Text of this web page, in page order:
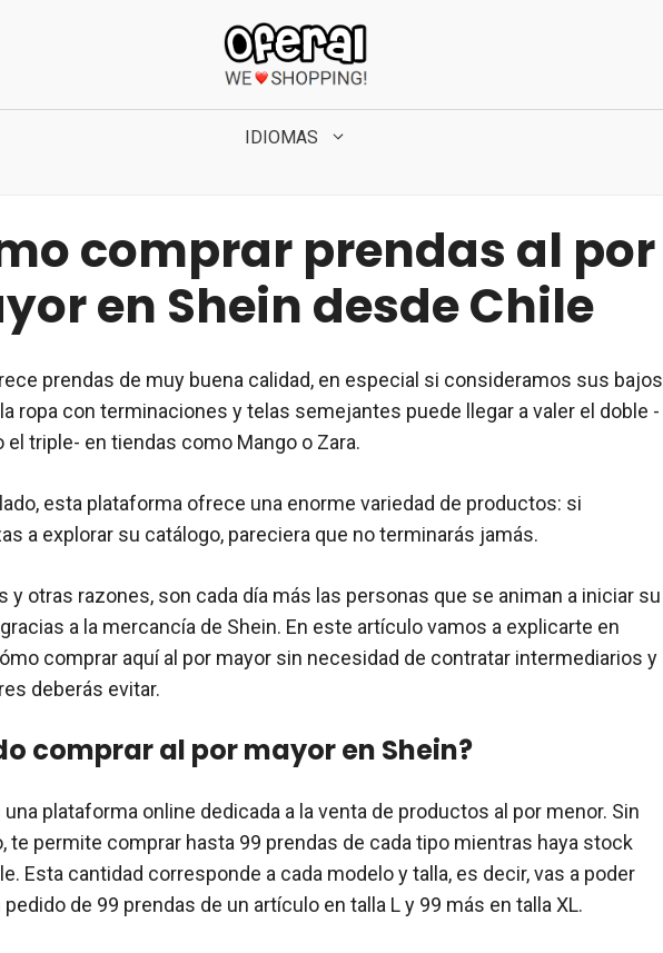
IDIOMAS
comprar prendas al por
en Shein desde Chile
prendas de muy buena calidad, en especial si consideramos sus bajos
ropa con terminaciones y telas semejantes puede llegar a valer el doble -
el triple- en tiendas como Mango o Zara.
esta plataforma ofrece una enorme variedad de productos: si
a explorar su catálogo, pareciera que no terminarás jamás.
y otras razones, son cada día más las personas que se animan a iniciar su
a la mercancía de Shein. En este artículo vamos a explicarte en
comprar aquí al por mayor sin necesidad de contratar intermediarios y
deberás evitar.
comprar al por mayor en Shein?
una plataforma online dedicada a la venta de productos al por menor. Sin
te permite comprar hasta 99 prendas de cada tipo mientras haya stock
Esta cantidad corresponde a cada modelo y talla, es decir, vas a poder
pedido de 99 prendas de un artículo en talla L y 99 más en talla XL.